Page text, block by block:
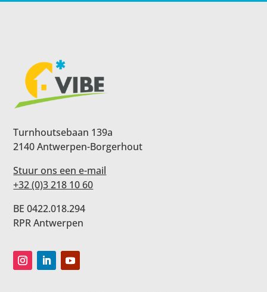
Turnhoutsebaan 139a
2140 Antwerpen-Borgerhout
Stuur ons een e-mail
+32 (0)3 218 10 60
BE 0422.018.294
RPR Antwerpen